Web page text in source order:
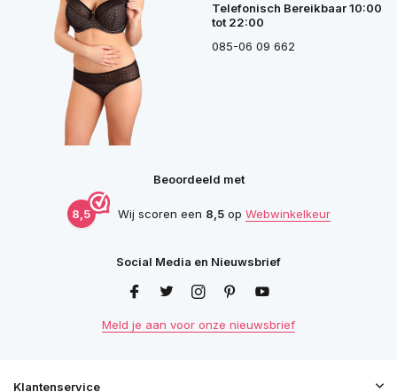
Telefonisch Bereikbaar 10:00
tot 22:00
085-06 09 662
Beoordeeld met
8,5 Wij scoren een 8,5op Webwinkelkeur
Social Media en Nieuwsbrief
Meld je aan voor onze nieuwsbrief
Klantenservice